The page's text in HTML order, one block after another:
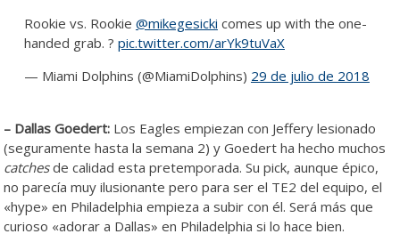
Rookie vs. Rookie @mikegesicki comes up with the one-
handed grab. ? pic.twitter.com/arYk9tuVaX
— Miami Dolphins (@MiamiDolphins) 29 de julio de 2018
– Dallas Goedert: Los Eagles empiezan con Jeffery lesionado
(seguramente hasta la semana 2) y Goedert ha hecho muchos
catchesde calidad esta pretemporada. Su pick, aunque épico,
no parecía muy ilusionante pero para ser el TE2 del equipo, el
«hype» en Philadelphia empieza a subir con él. Será más que
curioso «adorar a Dallas» en Philadelphia si lo hace bien.